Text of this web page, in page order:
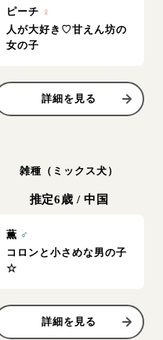
ピーチ ♀
人が大好き♡甘えん坊の
女の子
詳細を見る
雑種（ミックス犬）
推定6歳 / 中国
薫 ♂
コロンと小さめな男の子
☆
詳細を見る